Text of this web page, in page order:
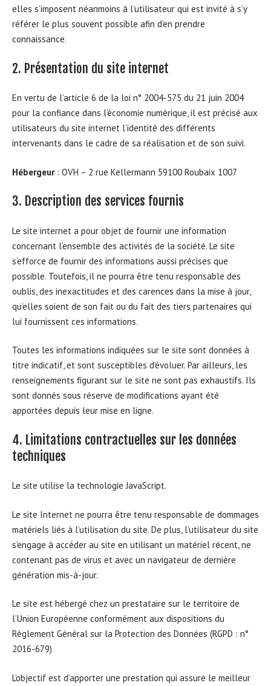
elles s’imposent néanmoins à l’utilisateur qui est invité à s’y
référer le plus souvent possible afin d’en prendre
connaissance.
2. Présentation du site internet
En vertu de l’article 6 de la loi n° 2004-575 du 21 juin 2004
pour la confiance dans l’économie numérique, il est précisé aux
utilisateurs du site internet l’identité des différents
intervenants dans le cadre de sa réalisation et de son suivi.
Hébergeur: OVH – 2 rue Kellermann 59100 Roubaix 1007
3. Description des services fournis
Le site internet a pour objet de fournir une information
concernant l’ensemble des activités de la société. Le site
s’efforce de fournir des informations aussi précises que
possible. Toutefois, il ne pourra être tenu responsable des
oublis, des inexactitudes et des carences dans la mise à jour,
qu’elles soient de son fait ou du fait des tiers partenaires qui
lui fournissent ces informations.
Toutes les informations indiquées sur le site sont données à
titre indicatif, et sont susceptibles d’évoluer. Par ailleurs, les
renseignements figurant sur le site ne sont pas exhaustifs. Ils
sont donnés sous réserve de modifications ayant été
apportées depuis leur mise en ligne.
4. Limitations contractuelles sur les données
techniques
Le site utilise la technologie JavaScript.
Le site Internet ne pourra être tenu responsable de dommages
matériels liés à l’utilisation du site. De plus, l’utilisateur du site
s’engage à accéder au site en utilisant un matériel récent, ne
contenant pas de virus et avec un navigateur de dernière
génération mis-à-jour.
Le site est hébergé chez un prestataire sur le territoire de
l’Union Européenne conformément aux dispositions du
Règlement Général sur la Protection des Données (RGPD : n°
2016-679)
L’objectif est d’apporter une prestation qui assure le meilleur